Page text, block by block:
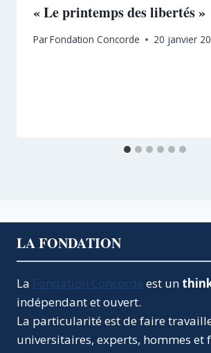
« Le printemps des libertés »
ParFondation Concorde 20 janvier
LA FONDATION
La Fondation Concorde est un
indépendant et ouvert.
La particularité est de faire
universitaires, experts, hommes et